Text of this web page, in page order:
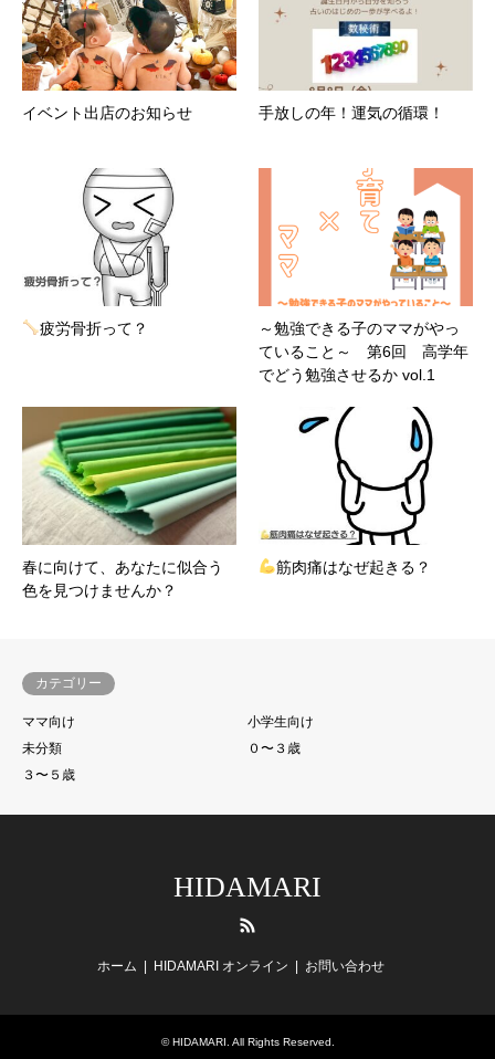
イベント出店のお知らせ 手放しの年！運気の循環！
疲労骨折って？
～勉強できる子のママがやっ
ていること～ 第6回 高学年
でどう勉強させるか vol.1
春に向けて、あなたに似合う
色を見つけませんか？
筋肉痛はなぜ起きる？
カテゴリー
ママ向け
小学生向け
未分類
０〜３歳
３〜５歳
HIDAMARI
ホーム HIDAMARI オンライン お問い合わせ
©HIDAMARI . All Rights Reserved.